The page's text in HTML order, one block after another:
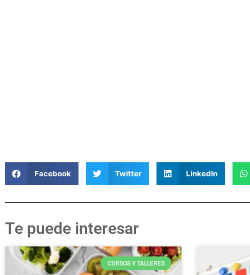
Facebook Twitter LinkedIn
Te puede interesar
CURSOS Y TALLERES